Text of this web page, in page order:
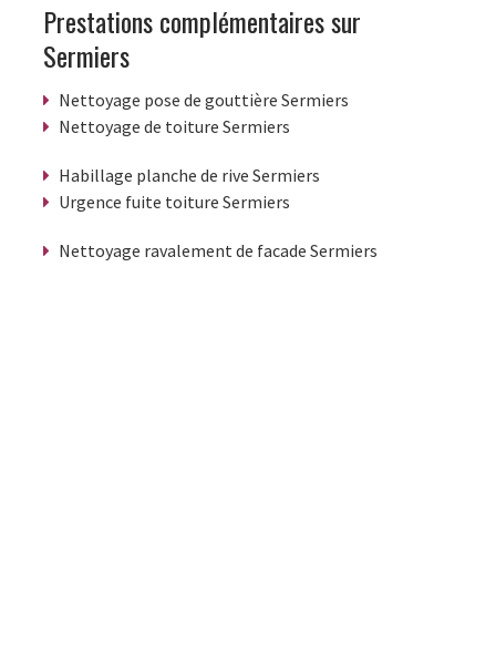
Prestations complémentaires sur
Sermiers
Nettoyage pose de gouttière Sermiers
Nettoyage de toiture Sermiers
Habillage planche de rive Sermiers
Urgence fuite toiture Sermiers
Nettoyage ravalement de facade Sermiers